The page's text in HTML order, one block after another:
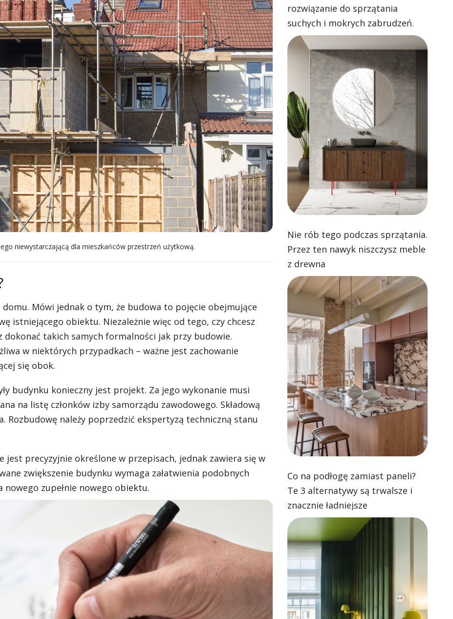
niewystarczającą dla mieszkańców przestrzeń użytkową.
Mówi jednak o tym, że budowa to pojęcie obejmujące
istniejącego obiektu. Niezależnie więc od tego, czy chcesz
dokonać takich samych formalności jak przy budowie.
w niektórych przypadkach – ważne jest zachowanie
się obok.
budynku konieczny jest projekt. Za jego wykonanie musi
na listę członków izby samorządu zawodowego. Składową
należy poprzedzić ekspertyzą techniczną stanu
jest precyzyjnie określone w przepisach, jednak zawiera się w
zwiększenie budynku wymaga załatwienia podobnych
zupełnie nowego obiektu.
rozwiązanie do sprzątania
suchych i mokrych zabrudzeń.
Skuteczne odkurzanie i zawsze
czyste mopowanie
Nie rób tego podczas sprzątania.
Przez ten nawyk niszczysz meble
z drewna
Co na podłogę zamiast paneli?
Te 3 alternatywy są trwalsze i
znacznie ładniejsze